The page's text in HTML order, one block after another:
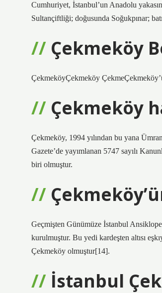
Cumhuriyet, İstanbul’un Anadolu
Sultançiftliği; doğusunda Soğukpınar;
Çekmeköy
ÇekmeköyÇekmeköy
Çekmeköy
Çekmeköy, 1994 yılından bu yana
Gazete’de yayımlanan 5747 sayılı
biri olmuştur.
Geçmişten Günümüze İstanbul
kurulmuştur. Bu yedi kardeşten altısı
Çekmeköy olmuştur[14].
İstanbul